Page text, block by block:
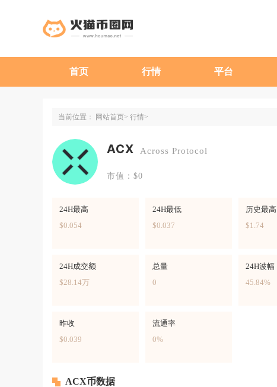
首页 行情 平台
当前位置： 网站首页 行情
ACX Across Protocol
市值：$0
24H最高
$0.054
24H最低
$0.037
历史最高
$1.74
24H成交额
$28.14万
总量
0
24H波幅
45.84%
昨收
$0.039
流通率
0%
ACX币数据